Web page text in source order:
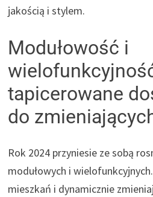
jakością i stylem.
Modułowość i
tapicerowane
do
Rok 2024 przyniesie ze sobą
modułowych i
mieszkań i dynamicznie